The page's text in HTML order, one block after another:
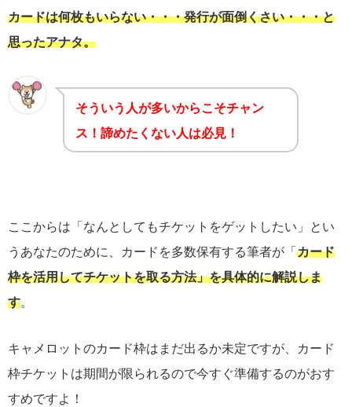
カードは何枚もいらない・・・発行が面倒くさい・・・と
思ったアナタ。
そういう人が多いからこそチャン
ス！諦めたくない人は必見！
ここからは「なんとしてもチケットをゲットしたい」とい
うあなたのために、カードを多数保有する筆者が「 カード
枠を活用してチケットを取る方法」を具体的に解説しま
す。
キャメロットのカード枠はまだ出るか未定ですが、カード
枠チケットは期間が限られるので今すぐ準備するのがおす
すめですよ！